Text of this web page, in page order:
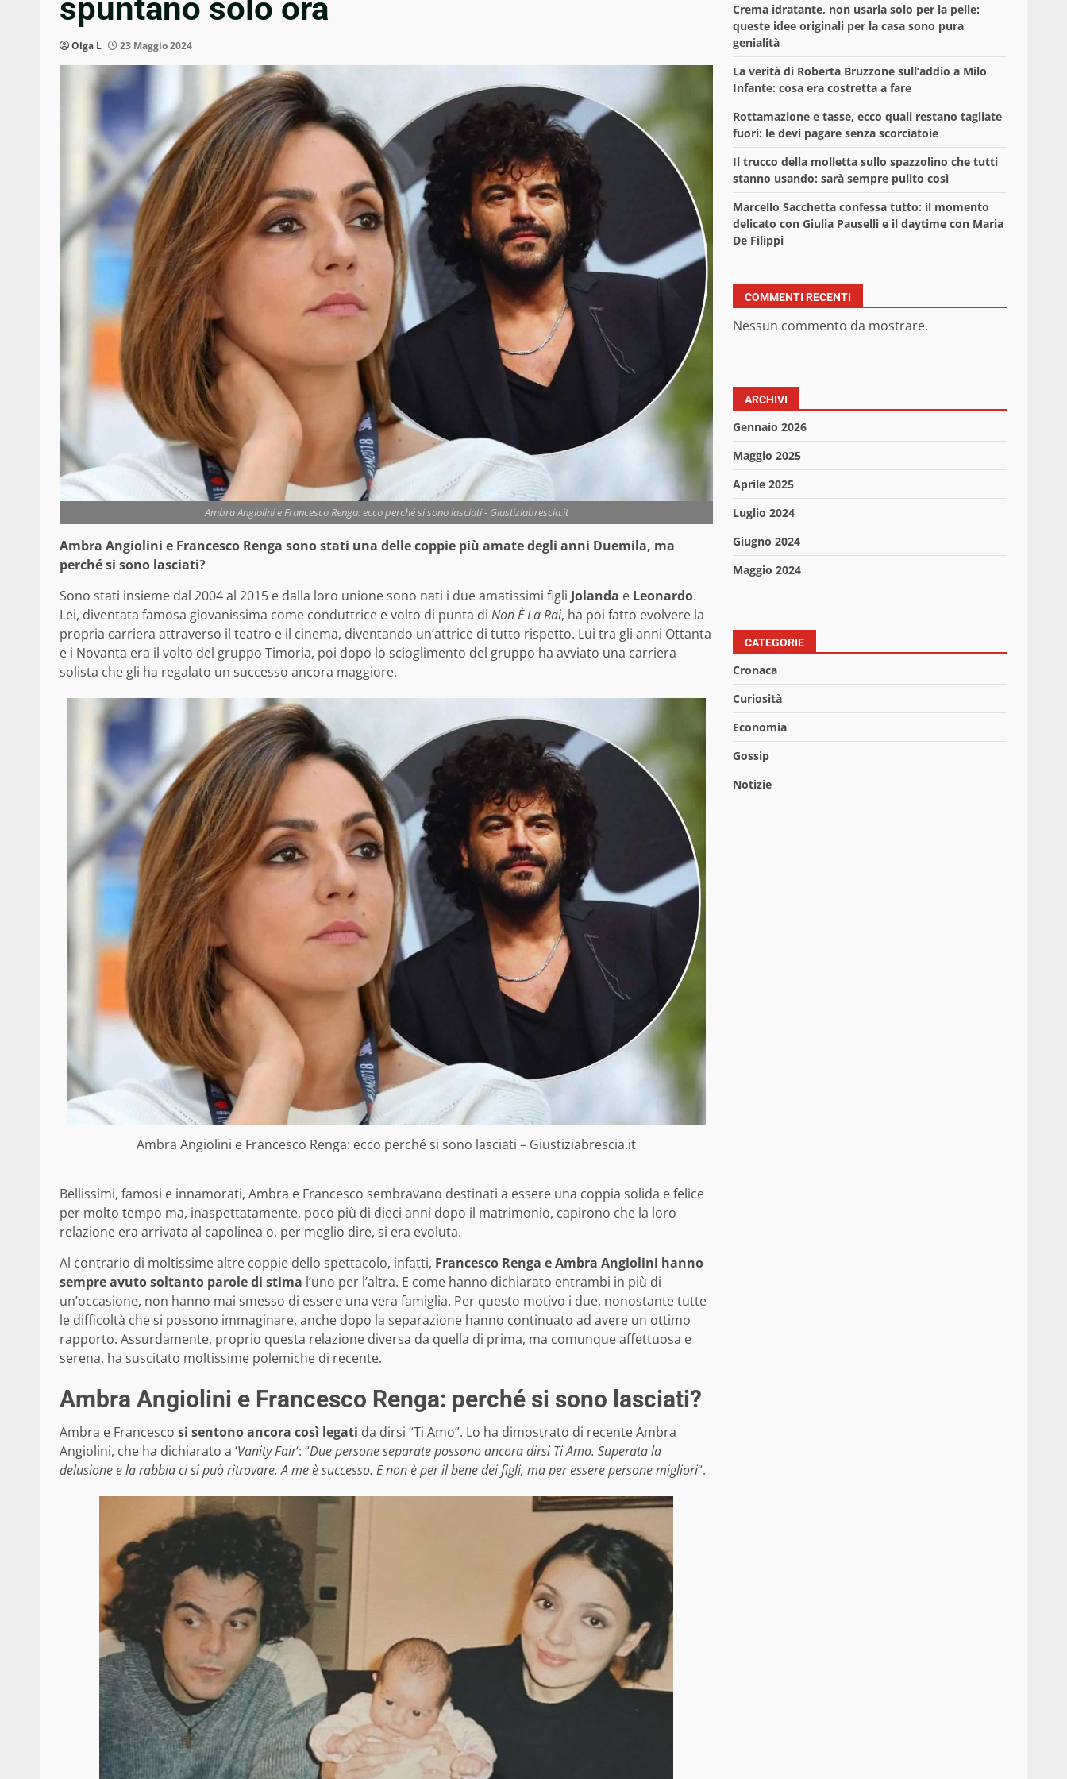
spuntano solo ora
Olga L 23 Maggio 2024
Ambra Angiolini e Francesco Renga: ecco perché si sono lasciati - Giustiziabrescia.it
Ambra Angiolini e Francesco Renga sono stati una delle coppie più amate degli anni Duemila, ma
perché si sono lasciati?
Sono stati insieme dal 2004 al 2015 e dalla loro unione sono nati i due amatissimi figli Jolanda e Leonardo.
Lei, diventata famosa giovanissima come conduttrice e volto di punta di Non È La Rai, ha poi fatto evolvere la
propria carriera attraverso il teatro e il cinema, diventando un’attrice di tutto rispetto. Lui tra gli anni Ottanta
e i Novanta era il volto del gruppo Timoria, poi dopo lo scioglimento del gruppo ha avviato una carriera
solista che gli ha regalato un successo ancora maggiore.
Ambra Angiolini e Francesco Renga: ecco perché si sono lasciati – Giustiziabrescia.it
Bellissimi, famosi e innamorati, Ambra e Francesco sembravano destinati a essere una coppia solida e felice
per molto tempo ma, inaspettatamente, poco più di dieci anni dopo il matrimonio, capirono che la loro
relazione era arrivata al capolinea o, per meglio dire, si era evoluta.
Al contrario di moltissime altre coppie dello spettacolo, infatti, Francesco Renga e Ambra Angiolini hanno
sempre avuto soltanto parole di stima l’uno per l’altra. E come hanno dichiarato entrambi in più di
un’occasione, non hanno mai smesso di essere una vera famiglia. Per questo motivo i due, nonostante tutte
le difficoltà che si possono immaginare, anche dopo la separazione hanno continuato ad avere un ottimo
rapporto. Assurdamente, proprio questa relazione diversa da quella di prima, ma comunque affettuosa e
serena, ha suscitato moltissime polemiche di recente.
Ambra Angiolini e Francesco Renga: perché si sono lasciati?
Ambra e Francesco si sentono ancora così legati da dirsi “Ti Amo”. Lo ha dimostrato di recente Ambra
Angiolini, che ha dichiarato a ‘Vanity Fair‘: “Due persone separate possono ancora dirsi Ti Amo. Superata la
delusione e la rabbia ci si può ritrovare. A me è successo. E non è per il bene dei figli, ma per essere persone migliori“.
Crema idratante, non usarla solo per la pelle:
queste idee originali per la casa sono pura
genialità
La verità di Roberta Bruzzone sull’addio a Milo
Infante: cosa era costretta a fare
Rottamazione e tasse, ecco quali restano tagliate
fuori: le devi pagare senza scorciatoie
Il trucco della molletta sullo spazzolino che tutti
stanno usando: sarà sempre pulito così
Marcello Sacchetta confessa tutto: il momento
delicato con Giulia Pauselli e il daytime con Maria
De Filippi
COMMENTI RECENTI
Nessun commento da mostrare.
ARCHIVI
Gennaio 2026
Maggio 2025
Aprile 2025
Luglio 2024
Giugno 2024
Maggio 2024
CATEGORIE
Cronaca
Curiosità
Economia
Gossip
Notizie